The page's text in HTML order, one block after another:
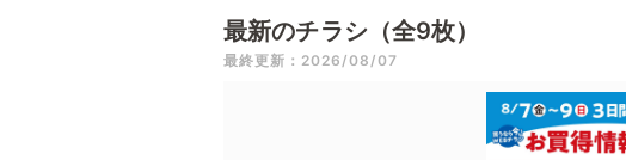
最新のチラシ（全9枚）
最終更新：2026/08/07